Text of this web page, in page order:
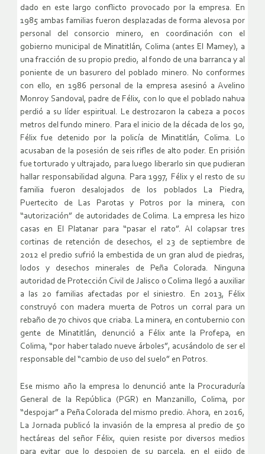
dado en este largo conflicto provocado por la empresa. En
1985 ambas familias fueron desplazadas de forma alevosa por
personal del consorcio minero, en coordinación con el
gobierno municipal de Minatitlán, Colima (antes El Mamey), a
una fracción de su propio predio, al fondo de una barranca y al
poniente de un basurero del poblado minero. No conformes
con ello, en 1986 personal de la empresa asesinó a Avelino
Monroy Sandoval, padre de Félix, con lo que el poblado nahua
perdió a su líder espiritual. Le destrozaron la cabeza a pocos
metros del fundo minero. Para el inicio de la década de los 90,
Félix fue detenido por la policía de Minatitlán, Colima. Lo
acusaban de la posesión de seis rifles de alto poder. En prisión
fue torturado y ultrajado, para luego liberarlo sin que pudieran
hallar responsabilidad alguna. Para 1997, Félix y el resto de su
familia fueron desalojados de los poblados La Piedra,
Puertecito de Las Parotas y Potros por la minera, con
“autorización” de autoridades de Colima. La empresa les hizo
casas en El Platanar para “pasar el rato”. Al colapsar tres
cortinas de retención de desechos, el 23 de septiembre de
2012 el predio sufrió la embestida de un gran alud de piedras,
lodos y desechos minerales de Peña Colorada. Ninguna
autoridad de Protección Civil de Jalisco o Colima llegó a auxiliar
a las 20 familias afectadas por el siniestro. En 2013, Félix
construyó con madera muerta de Potros un corral para un
rebaño de 70 chivos que criaba. La minera, en contubernio con
gente de Minatitlán, denunció a Félix ante la Profepa, en
Colima, “por haber talado nueve árboles”, acusándolo de ser el
responsable del “cambio de uso del suelo” en Potros.
Ese mismo año la empresa lo denunció ante la Procuraduría
General de la República (PGR) en Manzanillo, Colima, por
“despojar” a Peña Colorada del mismo predio. Ahora, en 2016,
La Jornada publicó la invasión de la empresa al predio de 50
hectáreas del señor Félix, quien resiste por diversos medios
para evitar que lo despojen de su parcela, en el ejido de